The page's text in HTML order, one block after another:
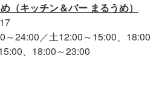
（キッチン＆バー まるうめ）
～24:00／土12:00～15:00、18:00
、18:00～23:00